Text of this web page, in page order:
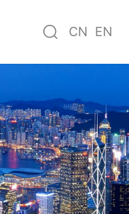
CN EN